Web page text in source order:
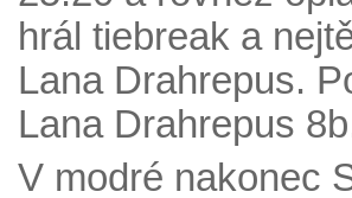
hrál tiebreak a
Lana Drahrepus.
Lana Drahrepus
V modré nakonec